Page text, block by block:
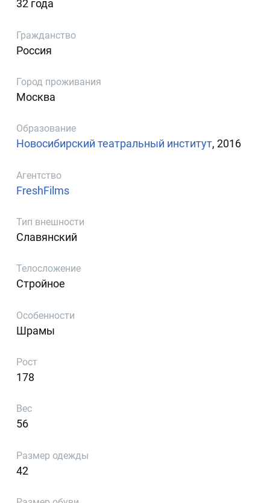
32 года
Гражданство
Россия
Город проживания
Москва
Образование
Новосибирский театральный институт, 2016
Агентство
FreshFilms
Тип внешности
Славянский
Телосложение
Стройное
Особенности
Шрамы
Рост
178
Вес
56
Размер одежды
42